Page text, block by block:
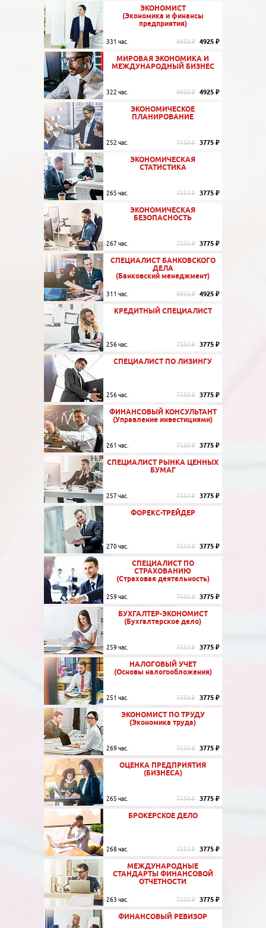
ЭКОНОМИСТ
(Экономика и финансы
предприятия)
331 час. 9850 ₽ 4925 ₽
МИРОВАЯ ЭКОНОМИКА И
МЕЖДУНАРОДНЫЙ БИЗНЕС
322 час. 9850 ₽ 4925 ₽
ЭКОНОМИЧЕСКОЕ
ПЛАНИРОВАНИЕ
252 час. 7550 ₽ 3775 ₽
ЭКОНОМИЧЕСКАЯ
СТАТИСТИКА
265 час. 7550 ₽ 3775 ₽
ЭКОНОМИЧЕСКАЯ
БЕЗОПАСНОСТЬ
267 час. 7550 ₽ 3775 ₽
СПЕЦИАЛИСТ БАНКОВСКОГО
ДЕЛА
(Банковский менеджмент)
311 час. 9850 ₽ 4925 ₽
КРЕДИТНЫЙ СПЕЦИАЛИСТ
256 час. 7550 ₽ 3775 ₽
СПЕЦИАЛИСТ ПО ЛИЗИНГУ
256 час. 7550 ₽ 3775 ₽
ФИНАНСОВЫЙ КОНСУЛЬТАНТ
(Управление инвестициями)
261 час. 7550 ₽ 3775 ₽
СПЕЦИАЛИСТ РЫНКА ЦЕННЫХ
БУМАГ
257 час. 7550 ₽ 3775 ₽
ФОРЕКС-ТРЕЙДЕР
270 час. 7550 ₽ 3775 ₽
СПЕЦИАЛИСТ ПО
СТРАХОВАНИЮ
(Страховая деятельность)
259 час. 7550 ₽ 3775 ₽
БУХГАЛТЕР-ЭКОНОМИСТ
(Бухгалтерское дело)
259 час. 7550 ₽ 3775 ₽
НАЛОГОВЫЙ УЧЕТ
(Основы налогообложения)
251 час. 7550 ₽ 3775 ₽
ЭКОНОМИСТ ПО ТРУДУ
(Экономика труда)
269 час. 7550 ₽ 3775 ₽
ОЦЕНКА ПРЕДПРИЯТИЯ
(БИЗНЕСА)
265 час. 7550 ₽ 3775 ₽
БРОКЕРСКОЕ ДЕЛО
268 час. 7550 ₽ 3775 ₽
МЕЖДУНАРОДНЫЕ
СТАНДАРТЫ ФИНАНСОВОЙ
ОТЧЕТНОСТИ
263 час. 7550 ₽ 3775 ₽
ФИНАНСОВЫЙ РЕВИЗОР